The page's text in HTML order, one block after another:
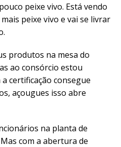
peixe vivo. Está vendo
peixe vivo e vai se livrar
produtos na mesa do
ao consórcio estou
certificação consegue
açougues isso abre
na planta de
com a abertura de